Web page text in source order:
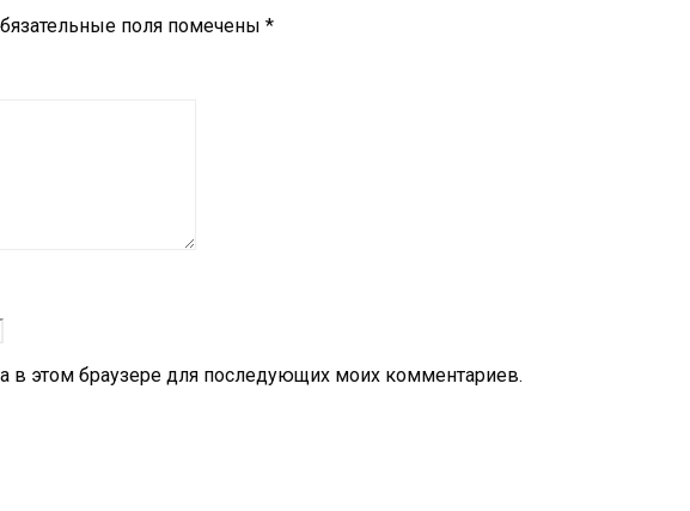
поля помечены *
в этом браузере для последующих моих комментариев.